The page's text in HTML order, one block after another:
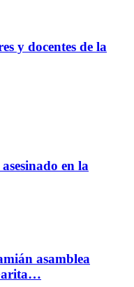
y docentes de la
en la
asamblea